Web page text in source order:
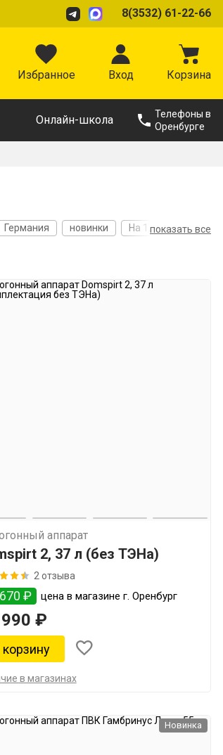
8(3532) 61-22-66
Избранное Вход Корзина
Онлайн-школа
Телефоны в
Оренбурге
показать все
Германия новинки
На 1,5 дюйма
аппарат
2, 37 л (без ТЭНа)
2 отзыва
₽ цена в магазине г. Оренбург
₽
в магазинах
Новинка